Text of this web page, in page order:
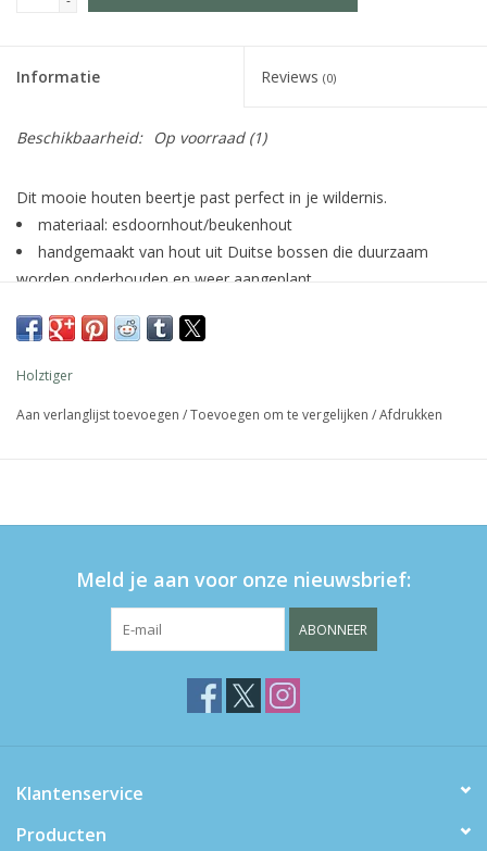
Informatie Reviews (0)
Beschikbaarheid: Op voorraad(1)
Dit mooie houten beertje past perfect in je wildernis.
materiaal: esdoornhout/beukenhout
handgemaakt van hout uit Duitse bossen die duurzaam
worden onderhouden en weer aangeplant
Holztiger
Aan verlanglijst toevoegen /Toevoegen om te vergelijken /Afdrukken
Meld je aan voor onze nieuwsbrief:
ABONNEER
Klantenservice
Producten